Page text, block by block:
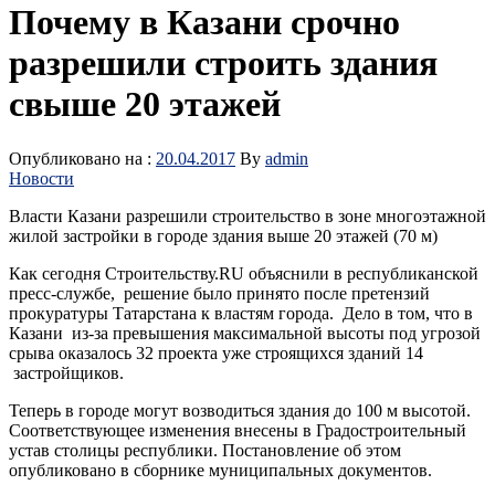
Почему в Казани срочно
разрешили строить здания
свыше 20 этажей
Опубликовано на : 20.04.2017 By admin
Новости
Власти Казани разрешили строительство в зоне многоэтажной
жилой застройки в городе здания выше 20 этажей (70 м)
Как сегодня Строительству.RU объяснили в республиканской
пресс-службе, решение было принято после претензий
прокуратуры Татарстана к властям города. Дело в том, что в
Казани из-за превышения максимальной высоты под угрозой
срыва оказалось 32 проекта уже строящихся зданий 14
застройщиков.
Теперь в городе могут возводиться здания до 100 м высотой.
Соответствующее изменения внесены в Градостроительный
устав столицы республики. Постановление об этом
опубликовано в сборнике муниципальных документов.